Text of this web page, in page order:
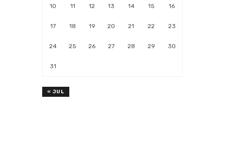
10 11 12 13 14 15 16
17 18 19 20 21 22 23
24 25 26 27 28 29 30
31
« JUL